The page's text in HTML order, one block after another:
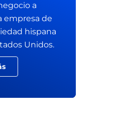
a
empresa de
hispana
Unidos.